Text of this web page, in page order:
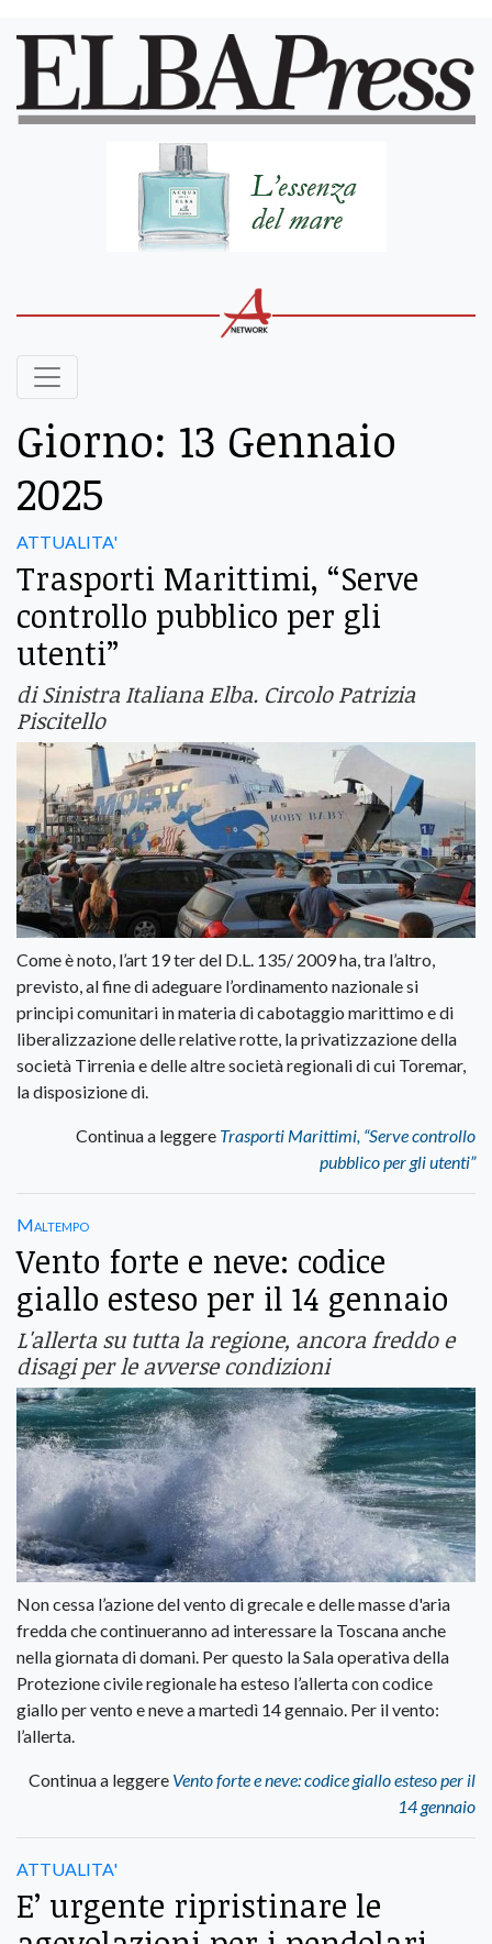
Giorno: 13 Gennaio
2025
ATTUALITA'
Trasporti Marittimi, “Serve
controllo pubblico per gli
utenti”
di Sinistra Italiana Elba. Circolo Patrizia
Piscitello
Come è noto, l’art 19 ter del D.L. 135/ 2009 ha, tra l’altro,
previsto, al fine di adeguare l’ordinamento nazionale si
principi comunitari in materia di cabotaggio marittimo e di
liberalizzazione delle relative rotte, la privatizzazione della
società Tirrenia e delle altre società regionali di cui Toremar,
la disposizione di.
Continua a leggere Trasporti Marittimi, “Serve controllo
pubblico per gli utenti”
Maltempo
Vento forte e neve: codice
giallo esteso per il 14 gennaio
L'allerta su tutta la regione, ancora freddo e
disagi per le avverse condizioni
Non cessa l’azione del vento di grecale e delle masse d'aria
fredda che continueranno ad interessare la Toscana anche
nella giornata di domani. Per questo la Sala operativa della
Protezione civile regionale ha esteso l’allerta con codice
giallo per vento e neve a martedì 14 gennaio. Per il vento:
l’allerta.
Continua a leggere Vento forte e neve: codice giallo esteso per il
14 gennaio
ATTUALITA'
E’ urgente ripristinare le